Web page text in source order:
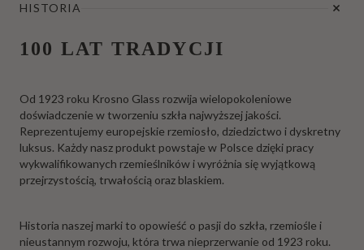
HISTORIA
100 LAT TRADYCJI
Od 1923 roku Krosno Glass rozwija wielopokoleniowe
doświadczenie w tworzeniu szkła najwyższej jakości.
Reprezentujemy europejskie rzemiosło, dziedzictwo i dyskretny
luksus. Każdy nasz produkt powstaje w Polsce dzięki pracy
wykwalifikowanych rzemieślników i wyróżnia się wyjątkową
przejrzystością, trwałością oraz blaskiem.
Historia naszej marki to opowieść o pasji do szkła, rzemiośle i
nieustannym rozwoju, która trwa nieprzerwanie od 1923 roku.